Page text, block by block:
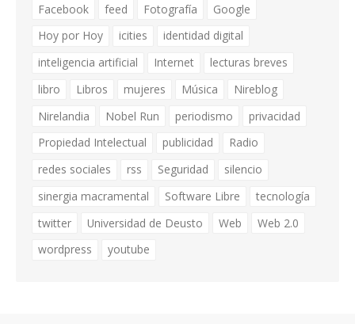
Facebook
feed Fotografía
Google
Hoy por Hoy
icities
identidad digital
inteligencia artificial
Internet
lecturas breves
libro
Libros mujeres Música
Nireblog
Nirelandia
Nobel Run periodismo
privacidad
Propiedad Intelectual
publicidad
Radio
redes sociales
rss Seguridad
silencio
sinergia macramental
Software Libre
tecnología
twitter
Universidad de Deusto Web
Web 2.0
wordpress
youtube